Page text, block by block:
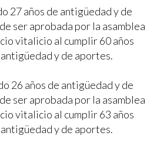
27 años de antigüedad y de
ser aprobada por la asamblea
vitalicio al cumplir 60 años
y de aportes.
26 años de antigüedad y de
ser aprobada por la asamblea
vitalicio al cumplir 63 años
y de aportes.